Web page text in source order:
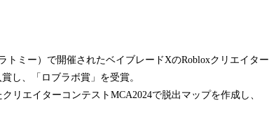
トミー）で開催されたベイブレードXのRobloxクリエイター
し、「ロブラボ賞」を受賞。
リエイターコンテストMCA2024で脱出マップを作成し、